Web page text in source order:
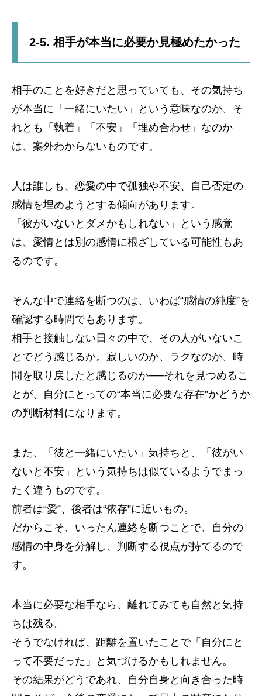
2-5. 相手が本当に必要か見極めたかった
相手のことを好きだと思っていても、その気持ち
が本当に「一緒にいたい」という意味なのか、そ
れとも「執着」「不安」「埋め合わせ」なのか
は、案外わからないものです。
人は誰しも、恋愛の中で孤独や不安、自己否定の
感情を埋めようとする傾向があります。
「彼がいないとダメかもしれない」という感覚
は、愛情とは別の感情に根ざしている可能性もあ
るのです。
そんな中で連絡を断つのは、いわば“感情の純度”を
確認する時間でもあります。
相手と接触しない日々の中で、その人がいないこ
とでどう感じるか。寂しいのか、ラクなのか、時
間を取り戻したと感じるのか──それを見つめるこ
とが、自分にとっての“本当に必要な存在”かどうか
の判断材料になります。
また、「彼と一緒にいたい」気持ちと、「彼がい
ないと不安」という気持ちは似ているようでまっ
たく違うものです。
前者は“愛”、後者は“依存”に近いもの。
だからこそ、いったん連絡を断つことで、自分の
感情の中身を分解し、判断する視点が持てるので
す。
本当に必要な相手なら、離れてみても自然と気持
ちは残る。
そうでなければ、距離を置いたことで「自分にと
って不要だった」と気づけるかもしれません。
その結果がどうであれ、自分自身と向き合った時